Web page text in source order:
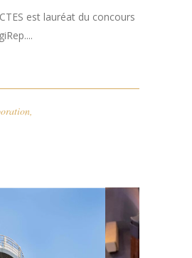
est lauréat du concours